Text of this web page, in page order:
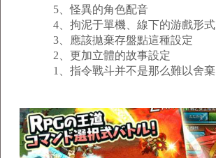
5、怪異的角色配音
4、拘泥于單機、線下的游戲形式
3、應該拋棄存盤點這種設定
2、更加立體的故事設定
1、指令戰斗并不是那么難以舍棄